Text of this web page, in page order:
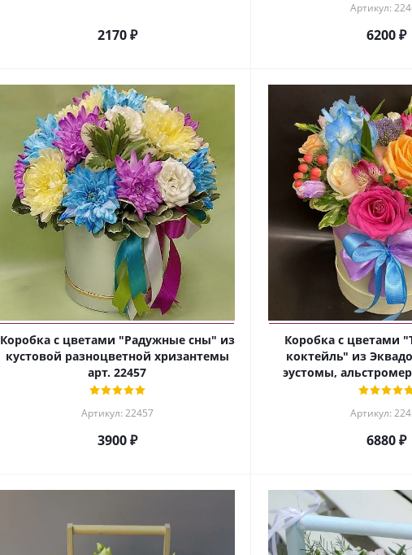
2170 ₽
Артикул:
6200 ₽
Коробка с цветами "Радужные сны" из
кустовой разноцветной хризантемы
арт. 22457
Артикул: 22457
3900 ₽
Коробка с цветами
коктейль" из
эустомы,
Артикул:
6880 ₽